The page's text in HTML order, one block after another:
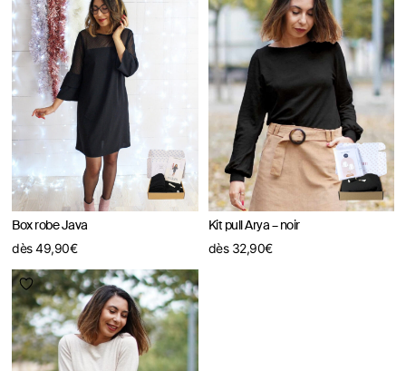
Box robe Java
dès49,90€
Kit pull Arya – noir
dès 32,90€